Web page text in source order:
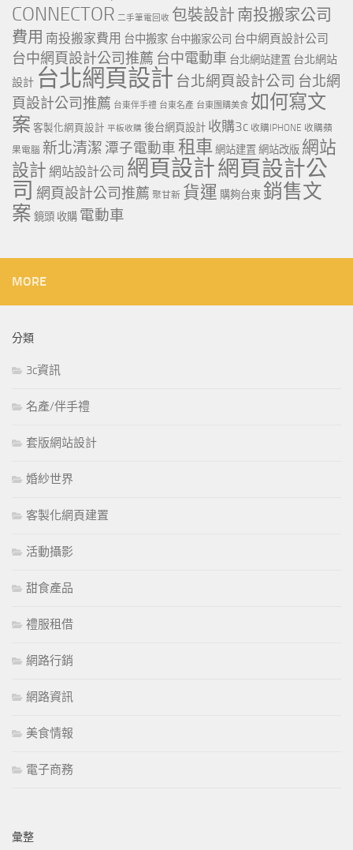
CONNECTOR 二手筆電回收 包裝設計 南投搬家公司
費用 南投搬家費用 台中搬家 台中搬家公司 台中網頁設計公司
台中網頁設計公司推薦 台中電動車 台北網站建置 台北網站
設計 台北網頁設計 台北網頁設計公司 台北網
頁設計公司推薦 台東伴手禮 台東名產 台東團購美食 如何寫文
案 客製化網頁設計 平板收購 後台網頁設計 收購3c 收購IPHONE 收購蘋
果電腦 新北清潔 潭子電動車租車 網站建置 網站改版 網站
設計 網站設計公司 網頁設計網頁設計公
司 網頁設計公司推薦 聚甘新 貨運 購夠台東 銷售文
案 鏡頭 收購 電動車
MORE
分類
3c資訊
名產/伴手禮
套版網站設計
婚紗世界
客製化網頁建置
活動攝影
甜食產品
禮服租借
網路行銷
網路資訊
美食情報
電子商務
彙整